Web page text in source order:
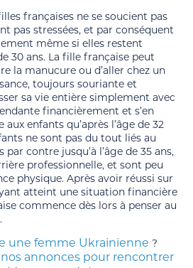
françaises ne se soucient pas
pas stressées, et par conséquent
même si elles restent
30 ans. La fille française peut
la manucure ou d’aller chez un
toujours souriante et
sa vie entière simplement avec
financièrement et s’en
enfants qu’après l’âge de 32
ne sont pas du tout liés au
par contre jusqu’à l’âge de 35 ans,
professionnelle, et sont peu
physique. Après avoir réussi sur
atteint une situation financière
commence dès lors à penser au
une femme Ukrainienne ?
nos annonces pour rencontrer